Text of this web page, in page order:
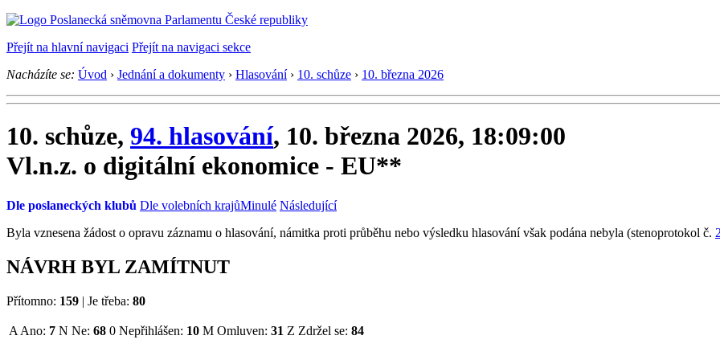
Přejít na hlavní navigaci Přejít na navigaci sekce
Nacházíte se: Úvod › Jednání a dokumenty › Hlasování › 10. schůze › 10. března 2026
10. schůze, 94. hlasování, 10. března 2026, 18:09:00
Vl.n.z. o digitální ekonomice - EU**
Dle poslaneckých klubů Dle volebních krajůMinulé Následující
Byla vznesena žádost o opravu záznamu o hlasování, námitka proti průběhu nebo výsledku hlasování však podána nebyla (stenoprotokol č.
NÁVRH BYL ZAMÍTNUT
Přítomno: 159 | Je třeba: 80
A Ano: 7 N Ne: 68 0 Nepřihlášen: 10 M Omluven: 31 Z Zdržel se: 84